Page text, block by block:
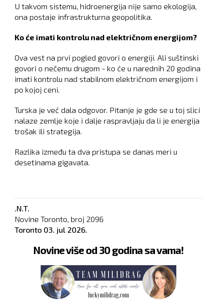
U takvom sistemu, hidroenergija nije samo ekologija,
ona postaje infrastrukturna geopolitika.
Ko će imati kontrolu nad električnom energijom?
Ova vest na prvi pogled govori o energiji. Ali suštinski
govori o nečemu drugom - ko će u narednih 20 godina
imati kontrolu nad stabilnom električnom energijom i
po kojoj ceni.
Turska je već dala odgovor. Pitanje je gde se u toj slici
nalaze zemlje koje i dalje raspravljaju da li je energija
trošak ili strategija.
Razlika između ta dva pristupa se danas meri u
desetinama gigavata.
.N.T.
Novine Toronto, broj 2096
Toronto 03. jul 2026.
Novine više od 30 godina sa vama!